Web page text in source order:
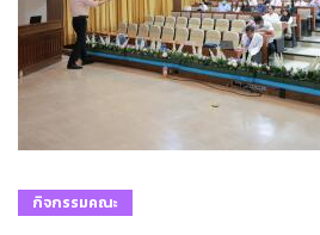
กิจกรรมคณะ